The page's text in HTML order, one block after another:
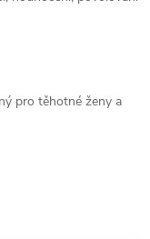
pro těhotné ženy a